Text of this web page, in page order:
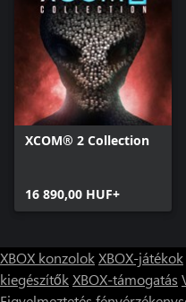
XCOM® 2 Collection
16 890,00 HUF+
XBOX konzolokXBOX-játékok
kiegészítőkXBOX-támogatás